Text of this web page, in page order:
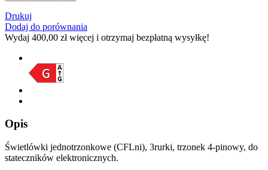
Drukuj
Dodaj do porównania
Wydaj 400,00 złwięcej i otrzymaj bezpłatną wysyłkę!
Opis
Świetlówki jednotrzonkowe (CFLni), 3rurki, trzonek 4-pinowy, do
stateczników elektronicznych.